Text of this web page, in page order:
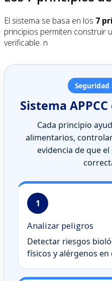
El sistema se basa en los 7
principios permiten construir
verificable. n
Sistema
Cada principio
alimentarios,
evidencia de que
1
Analizar peligros
Detectar riesgos
físicos y alérgenos en